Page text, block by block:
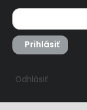
Prihlásiť
Odhlásiť